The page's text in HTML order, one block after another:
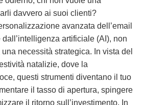
davvero ai suoi clienti?
avanzata dell’email
artificiale (AI), non
necessità strategica. In vista del
natalizie, dove la
questi strumenti diventano il tuo
il tasso di apertura, spingere
il ritorno sull’investimento. In